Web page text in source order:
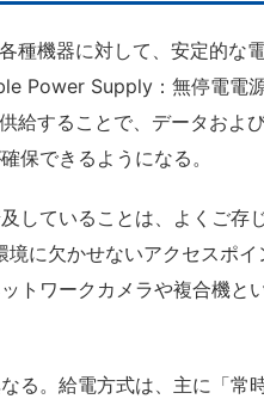
種機器に対して、安定的な
Power Supply：無停電電
給することで、データおよ
保できるようになる。
ていることは、よくご存
に欠かせないアクセスポイ
トワークカメラや複合機と
。給電方式は、主に「常